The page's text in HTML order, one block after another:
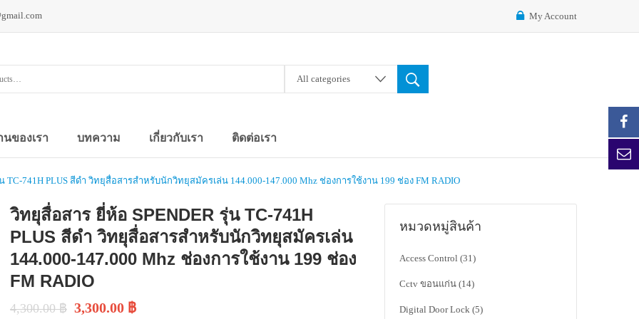
My Account
All categories
นของเรา บทความ เกี่ยวกับเรา ติดต่อเรา
TC-741H PLUS สีดำ วิทยุสื่อสารสำหรับนักวิทยุสมัครเล่น 144.000-147.000 Mhz ช่องการใช้งาน 199 ช่อง FM RADIO
วิทยุสื่อสาร ยี่ห้อ SPENDER รุ่น TC-741H
PLUS สีดำ วิทยุสื่อสารสำหรับนักวิทยุสมัครเล่น
144.000-147.000 Mhz ช่องการใช้งาน 199 ช่อง
FM RADIO
4,300.00฿ 3,300.00 ฿
หมวดหมู่สินค้า
Access Control (31)
Cctv ขอนแก่น (14)
Digital Door Lock (5)